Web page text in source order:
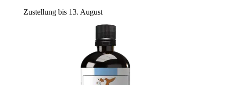
Zustellung bis 13. August